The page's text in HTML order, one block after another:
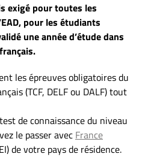
exigé pour toutes les
pour les étudiants
une année d’étude dans
les épreuves obligatoires du
(TCF, DELF ou DALF) tout
de connaissance du niveau
le passer avec France
de votre pays de résidence.